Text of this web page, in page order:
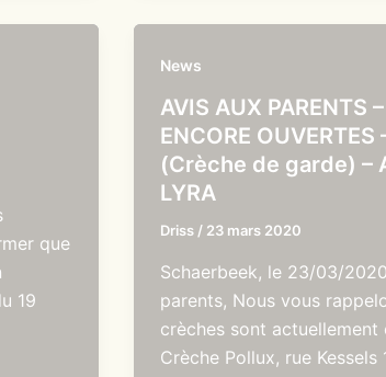
que
19
News
AVIS AUX PARENTS
ENCORE OUVERTES
(Crèche de garde) –
LYRA
Driss / 23 mars 2020
Schaerbeek, le 23/03/
parents, Nous vous
crèches sont actuellement
Crèche Pollux, rue Kessels